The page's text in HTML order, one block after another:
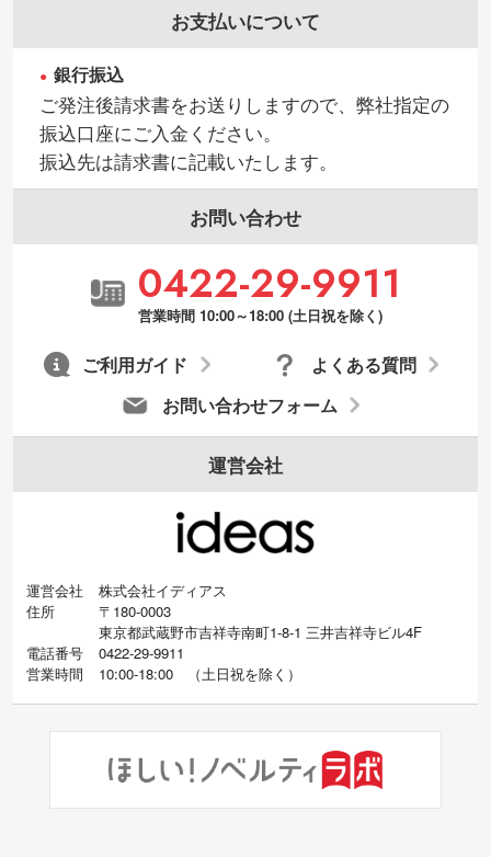
お支払いについて
銀行振込
ご発注後請求書をお送りしますので、弊社指定の
振込口座にご入金ください。
振込先は請求書に記載いたします。
お問い合わせ
0422-29-9911
営業時間 10:00～18:00 (土日祝を除く)
お問い合わせフォーム
よくある質問
ご利用ガイド
運営会社
運営会社
株式会社イディアス
住所
〒180-0003
東京都武蔵野市吉祥寺南町1-8-1 三井吉祥寺ビル4F
電話番号
0422-29-9911
営業時間
10:00-18:00 （土日祝を除く）